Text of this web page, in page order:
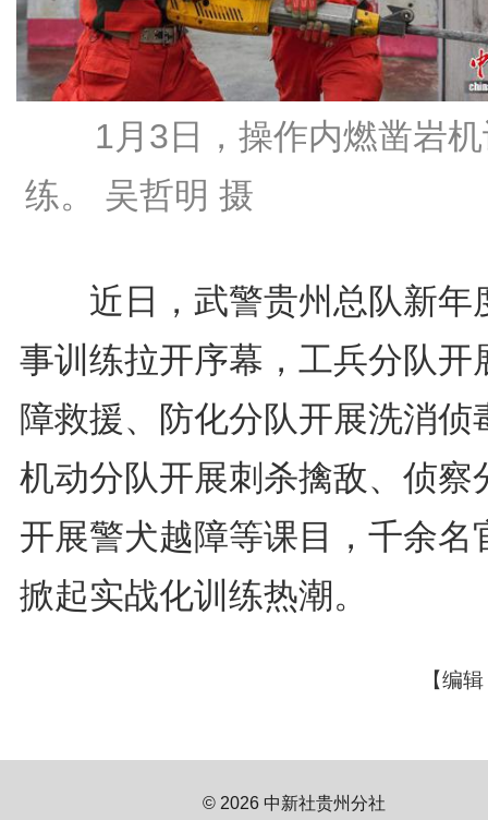
1月3日，操作内燃凿岩
练。 吴哲明 摄
近日，武警贵州总队新年
事训练拉开序幕，工兵分队开
障救援、防化分队开展洗消侦
机动分队开展刺杀擒敌、侦察
开展警犬越障等课目，千余名
掀起实战化训练热潮。
【编
© 2026 中新社贵州分社